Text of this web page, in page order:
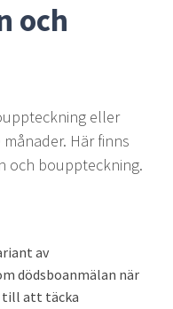
och
eller
Här finns
och bouppteckning.
av
dödsboanmälan när
till att täcka